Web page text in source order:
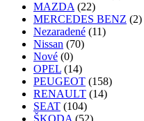
MAZDA (22)
MERCEDES BENZ (2)
Nezaradené (11)
Nissan (70)
Nové (0)
OPEL (14)
PEUGEOT (158)
RENAULT (14)
SEAT (104)
ŠKODA (52)